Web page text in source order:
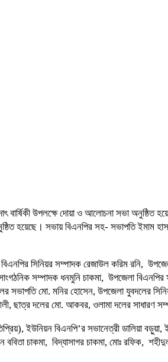
বার্ষিকী উপলক্ষে দোয়া ও আলোচনা সভা
হয়েছে। সভায় বিএনপির সহ- সভাপতি ইমাম
সিনিয়র সম্পাদক রেজাউল করিম রনি,
সম্পাদক ধনমুনি চাকমা, উপজেলা
সভাপতি মো. মনির হোসেন, উপজেলা যুবদলের
ছাত্র দলের মো. আকবর, ওলামা দলের সাধারণ
ইউনিয়ন বিএনপি’র সভানেত্রী ডালিয়া
বিদ্যাসাগর চাকমা, মোঃ রফিক, শহীদুল,